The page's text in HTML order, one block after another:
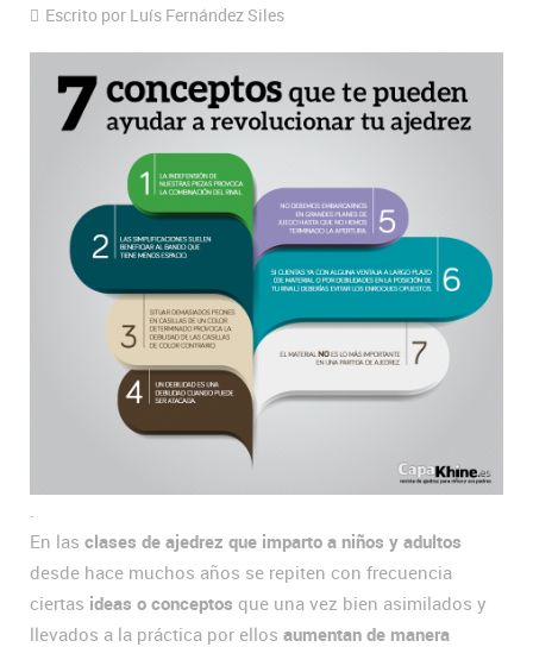
Escrito por Luís Fernández Siles
En las clases de ajedrez que imparto a niños y adultos
desde hace muchos años se repiten con frecuencia
ciertas ideas o conceptos que una vez bien asimilados y
llevados a la práctica por ellos aumentan de manera